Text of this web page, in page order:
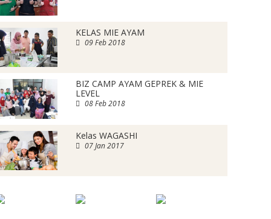
KELAS MIE AYAM
09 Feb 2018
BIZ CAMP AYAM GEPREK & MIE
LEVEL
08 Feb 2018
Kelas WAGASHI
07 Jan 2017